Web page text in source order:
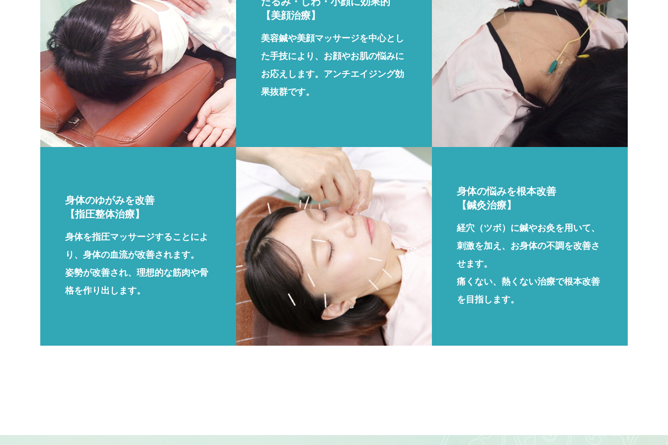
身体のゆがみを改善
【指圧整体治療】
身体を指圧マッサージすることによ
り、身体の血流が改善されます。
姿勢が改善され、理想的な筋肉や骨
格を作り出します。
【美顔治療】
美容鍼や美顔マッサージを中心とし
た手技により、お顔やお肌の悩みに
お応えします。アンチエイジング効
果抜群です。
身体の悩みを根本改善
【鍼灸治療】
経穴（ツボ）に鍼やお灸を用いて、
刺激を加え、お身体の不調を改善さ
せます。
痛くない、熱くない治療で根本改善
を目指します。